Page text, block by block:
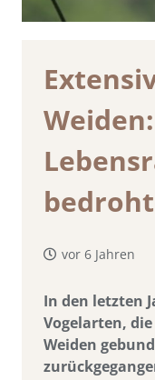
vor 6 Jahren
In den letzten
Vogelarten,
Weiden